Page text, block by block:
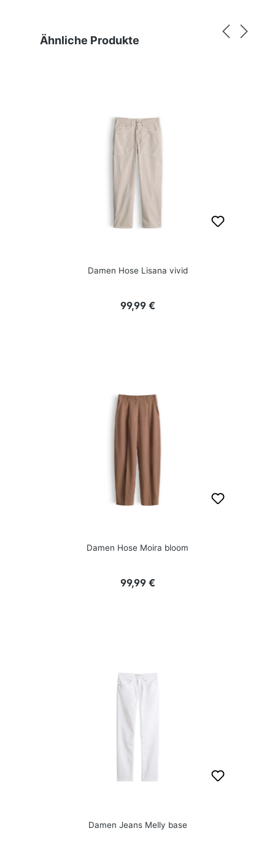
Produktgalerie überspringen
Ähnliche Produkte
Damen Hose Lisana vivid
Regulärer Preis:
99,99 €
Damen Hose Moira bloom
Regulärer Preis:
99,99 €
Damen Jeans Melly base